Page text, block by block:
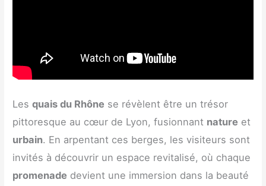
Lesquais du Rhône se révèlent être un trésor
pittoresque au cœur de Lyon, fusionnant nature et
urbain. En arpentant ces berges, les visiteurs sont
invités à découvrir un espace revitalisé, où chaque
promenade devient une immersion dans la beauté